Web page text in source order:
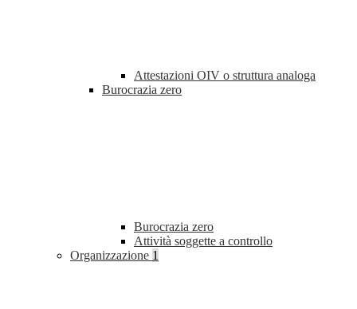
Attestazioni OIV o struttura analoga
Burocrazia zero
Burocrazia zero
Attività soggette a controllo
Organizzazione 1